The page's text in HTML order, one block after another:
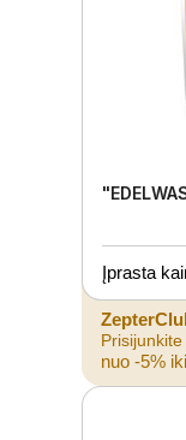
Įprasta
nuo -5%